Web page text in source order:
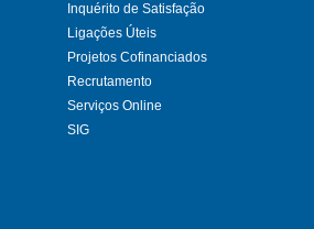
Inquérito de Satisfação
Ligações Úteis
Projetos Cofinanciados
Recrutamento
Serviços Online
SIG